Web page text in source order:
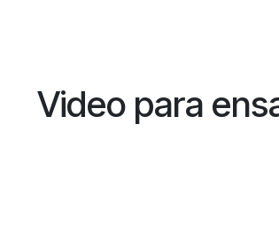
Video para